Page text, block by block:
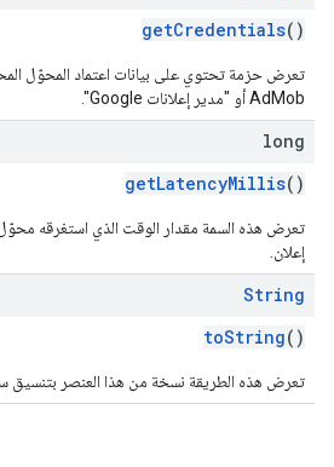
getCredentials()
تعرض حزمة تحتوي على بيانات اعتماد المحوّل
AdMob أو "مدير إعلانات Google".
long
getLatencyMillis()
تعرض هذه السمة مقدار الوقت الذي استغرقه محوّل
إعلان.
String
toString()
تعرض هذه الطريقة نسخة من هذا العنصر بتنسيق